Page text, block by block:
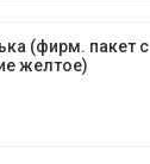
(фирм. пакет с
желтое)